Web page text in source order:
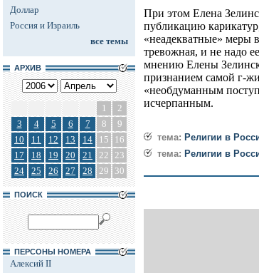
Доллар
Россия и Израиль
все темы
АРХИВ
1
2
3
4 5 6 7 8
9
10
11 12 13 14 15
16
17
18 19 20 21 22 23
24
25 26 27 28 29 30
ПОИСК
ПЕРСОНЫ НОМЕРА
Алексий II
При этом Елена
публикацию
«неадекватные» меры
тревожная, и не надо
мнению Елены
признанием самой г-
«необдуманным
исчерпанным.
тема: Религии в
тема: Религии в